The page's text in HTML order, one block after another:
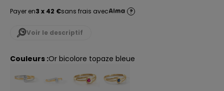
Payer en3 x 42 €sans frais avec ?
Voir le descriptif
Couleurs : or bicolore topaze bleue